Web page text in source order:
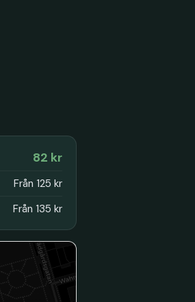
82 kr
Från 125 kr
Från 135 kr